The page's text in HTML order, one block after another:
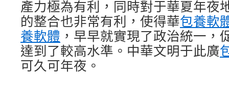
產力極為有利，同時對于華夏年夜
的整合也非常有利，使得華包養軟
養軟體 ，早早就實現了政治統一，
達到了較高水準。中華文明于此廣
可久可年夜。